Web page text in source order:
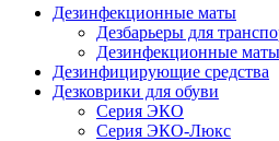
Дезинфекционные маты
Дезбарьеры для
Дезинфекционные
Дезинфицирующие средства
Дезковрики для обуви
Серия ЭКО
Серия ЭКО-Люкс